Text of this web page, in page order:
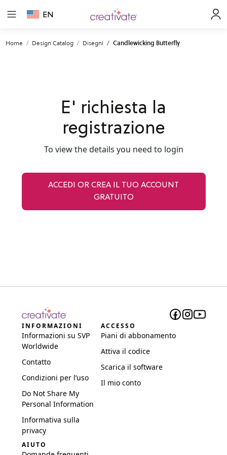
EN
Home Design Catalog Disegni Candlewicking Butterfly
E' richiesta la
registrazione
To view the details you need to login
ACCEDI OR CREA IL TUO ACCOUNT
GRATUITO
INFORMAZIONI
Informazioni su SVP
Worldwide
Contatto
Condizioni per l’uso
Do Not Share My
Personal Information
Informativa sulla
privacy
ACCESSO
Piani di abbonamento
Attiva il codice
Scarica il software
Il mio conto
AIUTO